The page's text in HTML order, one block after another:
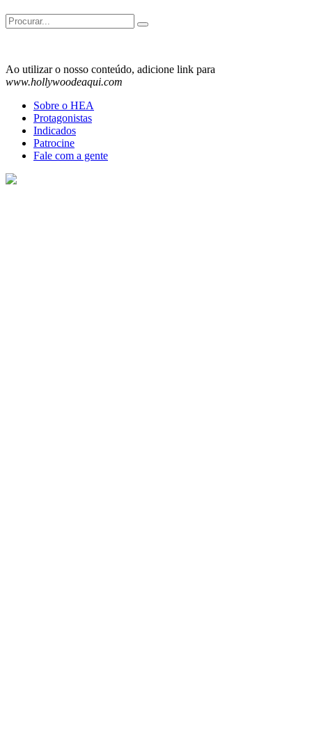
Search
for:
Ao utilizar o nosso conteúdo, adicione link para
www.hollywoodeaqui.com
Sobre o HEA
Protagonistas
Indicados
Patrocine
Fale com a gente